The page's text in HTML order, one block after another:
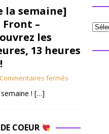
la semaine]
Front –
les
13 heures
Commentaires fermés
! […]
COEUR